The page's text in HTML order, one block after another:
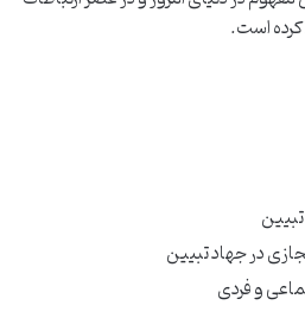
است.
در جهاد تبیین
و فردی